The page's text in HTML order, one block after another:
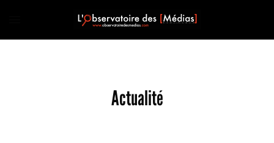
Actualité